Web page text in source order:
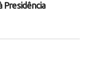
Presidência